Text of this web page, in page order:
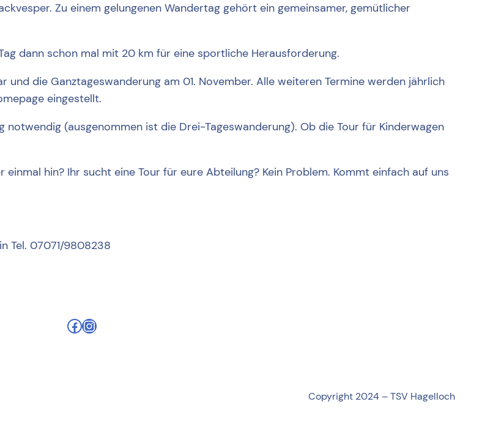
Zu einem gelungenen Wandertag gehört ein gemeinsamer, gemütlicher
dann schon mal mit 20 km für eine sportliche Herausforderung.
und die Ganztageswanderung am 01. November. Alle weiteren Termine werden jährlich
eingestellt.
notwendig (ausgenommen ist die Drei-Tageswanderung). Ob die Tour für Kinderwagen
hin? Ihr sucht eine Tour für eure Abteilung? Kein Problem. Kommt einfach auf uns
Tel. 07071/9808238
Facebook
Instagram
Copyright 2024 – TSV Hagelloch